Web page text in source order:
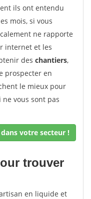
ils ont entendu
mois, si vous
ne rapporte
internet et les
des chantiers,
prospecter en
le mieux pour
vous sont pas
votre secteur !
trouver
en liquide et